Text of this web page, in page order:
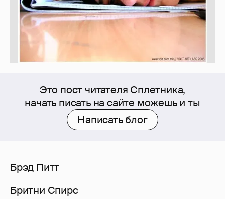
Это пост читателя Сплетника,
начать писать на сайте можешь и ты
Написать блог
Брэд Питт
Бритни Спирс